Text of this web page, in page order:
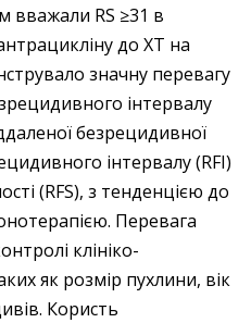
вважали RS ≥31 в
до ХТ на
значну перевагу
інтервалу
безрецидивної
інтервалу (RFI)
(RFS), з тенденцією до
Перевага
клініко-
як розмір пухлини, вік
Користь